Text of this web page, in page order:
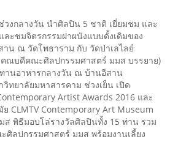
งกลางวัน นำศิลปิน 5 ชาติ เยี่ยมชม และ
ะชมจิตรกรรมฝาผนังแบบดั้งเดิมของ
น ณ วัดโพธาราม กับ วัดป่าเลไลย์
ณบดีคณะศิลปกรรมศาสตร์ มมส บรรยาย)
านอาหารกลางวัน ณ บ้านอีสาน
ทยาลัยมหาสารคาม ช่วงเย็น เปิด
Artist Awards 2016 และ
CLMTV Contemporary Art Museum
พิธีมอบโล่รางวัลศิลปินทั้ง 15 ท่าน รวม
ศิลปกรรมศาสตร์ มมส พร้อมงานเลี้ยง